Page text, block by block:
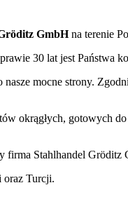
GmbHna terenie
30 lat jest Państwa
mocne strony.
okrągłych, gotowych
Stahlhandel Gröditz
oraz Turcji.